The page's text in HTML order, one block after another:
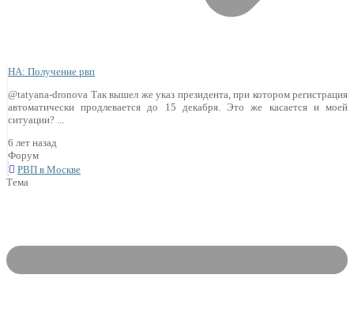
НА: Получение рвп
@tatyana-dronova Так вышел же указ президента, при котором регистрация
автоматически продлевается до 15 декабря. Это же касается и моей
ситуации? ...
6 лет назад
Форум
РВП в Москве
Тема